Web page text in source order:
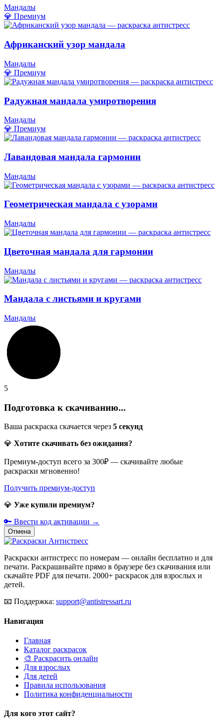
Мандалы
💎 Премиум
Африканский узор мандала
Мандалы
💎 Премиум
Радужная мандала умиротворения
Мандалы
💎 Премиум
Лавандовая мандала гармонии
Мандалы
Геометрическая мандала с узорами
Мандалы
Цветочная мандала для гармонии
Мандалы
Мандала с листьями и кругами
Мандалы
5
Подготовка к скачиванию...
Ваша раскраска скачается через 5 секунд
💎 Хотите скачивать без ожидания?
Премиум-доступ всего за 300₽ — скачивайте любые
раскраски мгновенно!
Получить премиум-доступ
💎 Уже купили премиум?
🔑 Ввести код активации →
Отмена
Раскраски антистресс по номерам — онлайн бесплатно и для
печати. Раскрашивайте прямо в браузере без скачивания или
скачайте PDF для печати. 2000+ раскрасок для взрослых и
детей.
📧 Поддержка: support@antistressart.ru
Навигация
Главная
Каталог раскрасок
🎨 Раскрасить онлайн
Для взрослых
Для детей
Правила использования
Политика конфиденциальности
Для кого этот сайт?